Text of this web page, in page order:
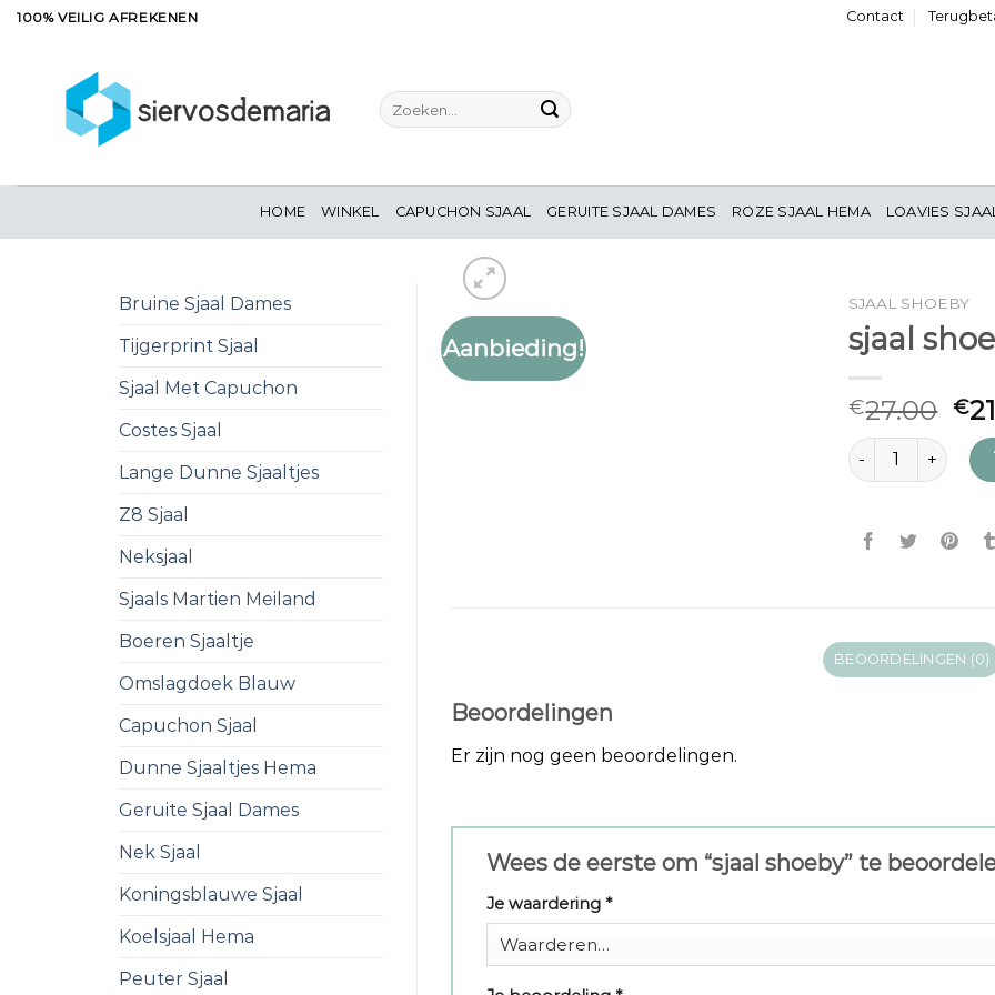
Ga100% VEILIG AFREKENEN Contact
Zoeken
naar:
HOME WINKEL CAPUCHON SJAAL GERUITE SJAAL DAMES ROZE SJAAL HEMA LOAVIES
Bruine Sjaal Dames
Tijgerprint Sjaal
Sjaal Met Capuchon
Costes Sjaal
Lange Dunne Sjaaltjes
Z8 Sjaal
Neksjaal
Sjaals Martien Meiland
Boeren Sjaaltje
Omslagdoek Blauw
Capuchon Sjaal
Dunne Sjaaltjes Hema
Geruite Sjaal Dames
Nek Sjaal
Koningsblauwe Sjaal
Koelsjaal Hema
Peuter Sjaal
Aanbieding!
SJAAL SHOEBY
sjaal
€27.00 €
sjaal shoeby
BEOORDELINGEN (0)
Beoordelingen
Er zijn nog geen beoordelingen.
Wees de eerste om “sjaal shoeby” te
Je waardering *